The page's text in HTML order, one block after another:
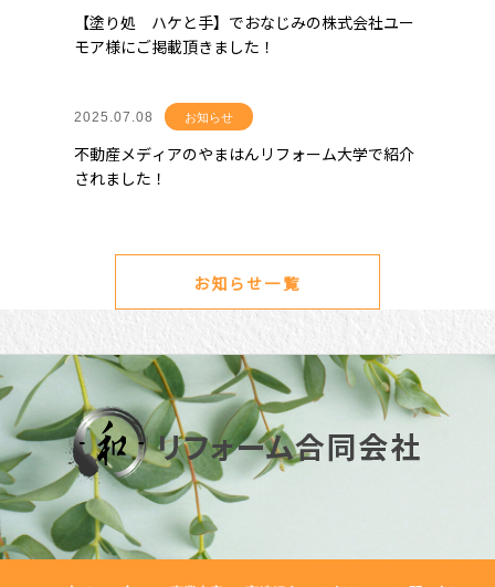
【塗り処 ハケと手】でおなじみの株式会社ユー
モア様にご掲載頂きました！
2025.07.08 お知らせ
不動産メディアのやまはんリフォーム大学で紹介
されました！
お知らせ一覧